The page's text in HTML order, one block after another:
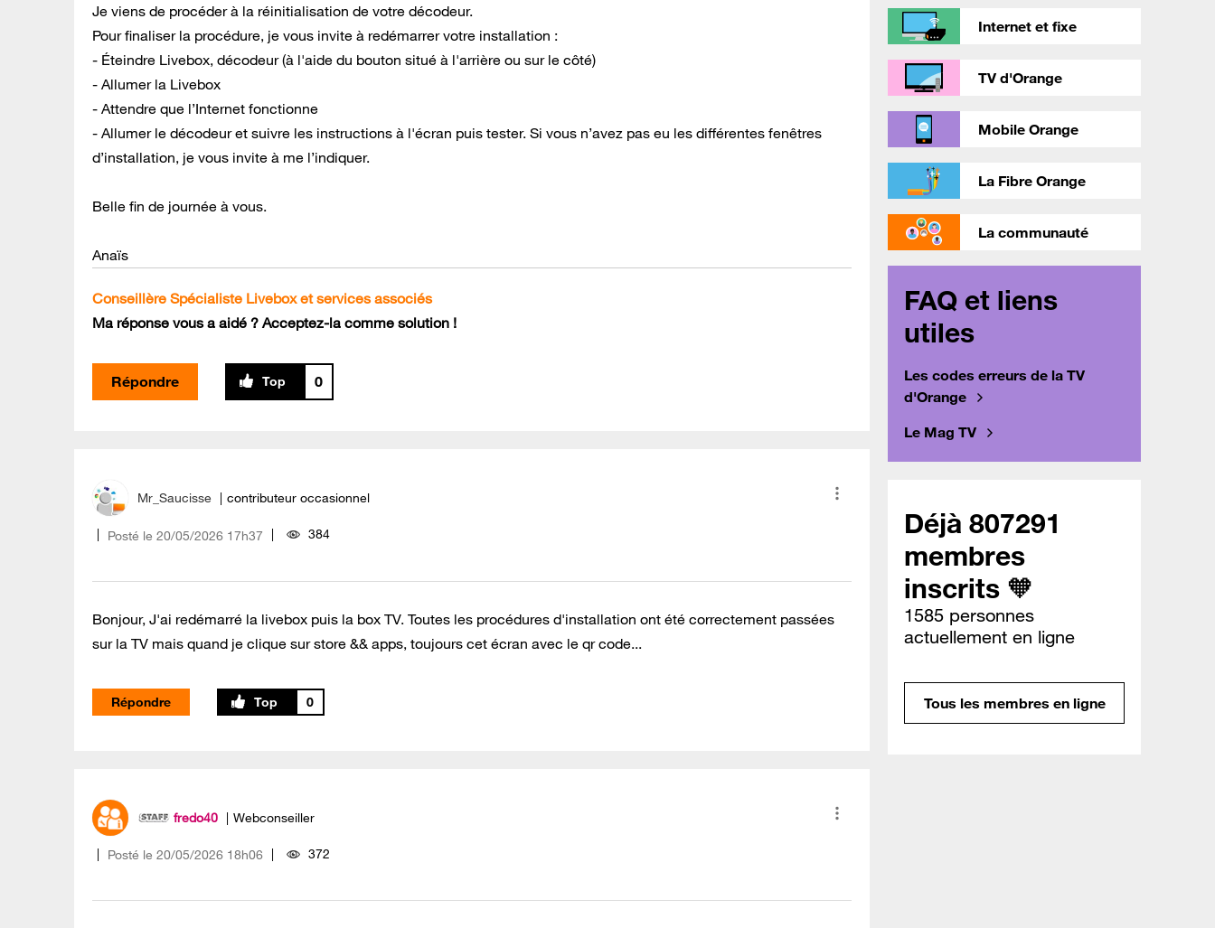
Je viens de procéder à la réinitialisation de votre décodeur.
Pour finaliser la procédure, je vous invite à redémarrer votre installation :
- Éteindre Livebox, décodeur (à l'aide du bouton situé à l'arrière ou sur le côté)
- Allumer la Livebox
- Attendre que l’Internet fonctionne
- Allumer le décodeur et suivre les instructions à l'écran puis tester. Si vous n’avez pas eu les différentes fenêtres
d’installation, je vous invite à me l’indiquer.
Belle fin de journée à vous.
Anaïs
Conseillère Spécialiste Livebox et services associés
Ma réponse vous a aidé ? Acceptez-la comme solution !
Répondre 0
Mr_Saucisse contributeur occasionnel
Posté le ‎20/05/2026 17h37 384
Bonjour, J'ai redémarré la livebox puis la box TV. Toutes les procédures d'installation ont été correctement passées
sur la TV mais quand je clique sur store && apps, toujours cet écran avec le qr code...
Répondre 0
fredo40 Webconseiller
Posté le ‎20/05/2026 18h06 372
Internet et fixe
TV d'Orange
Mobile Orange
La Fibre Orange
La communauté
FAQ et liens
utiles
Les codes erreurs de la TV
d'Orange
Le Mag TV
Déjà 807291
membres
inscrits 🧡
1585 personnes
actuellement en ligne
Tous les membres en ligne